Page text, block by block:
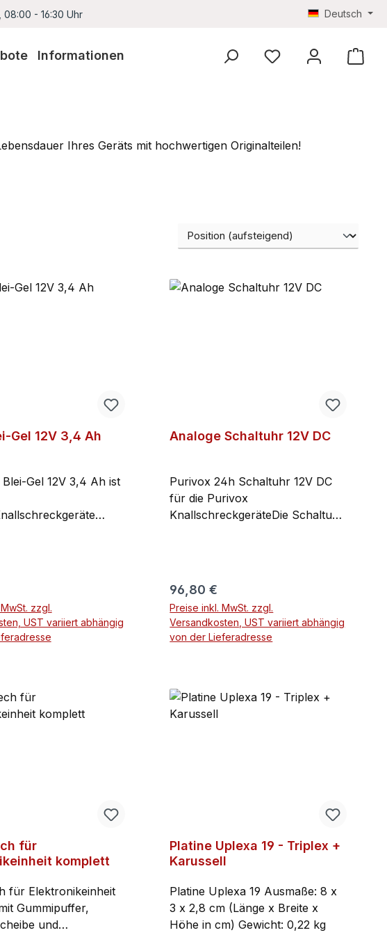
08:00 - 16:30 Uhr Deutsch
Informationen Du hast 0 Produkte
Ihres Geräts mit hochwertigen Originalteilen!
Gel 12V 3,4 Ah
Gel 12V 3,4 Ah ist
zu verbinden,
um den Akku
der Elektronikeinheit
Ausmaße: 13,5 x
zzgl.
UST variiert abhängig
Analoge Schaltuhr 12V DC
Purivox 24h Schaltuhr 12V DC
für die Purivox
KnallschreckgeräteDie Schaltuhr
durch einen sehr geringen
Stromverbrauch aus, um eine
möglichst lange Betriebsdauer
der Vogelabwehrgeräte zu
Regulärer Preis:
96,80 €
Preise inkl. MwSt. zzgl.
Versandkosten, UST variiert abhängig
von der Lieferadresse
für
komplett
für Elektronikeinheit
Gummipuffer,
und
Platine Uplexa 19 - Triplex +
Karussell
Platine Uplexa 19 Ausmaße: 8 x
3 x 2,8 cm (Länge x Breite x
Höhe in cm) Gewicht: 0,22 kg